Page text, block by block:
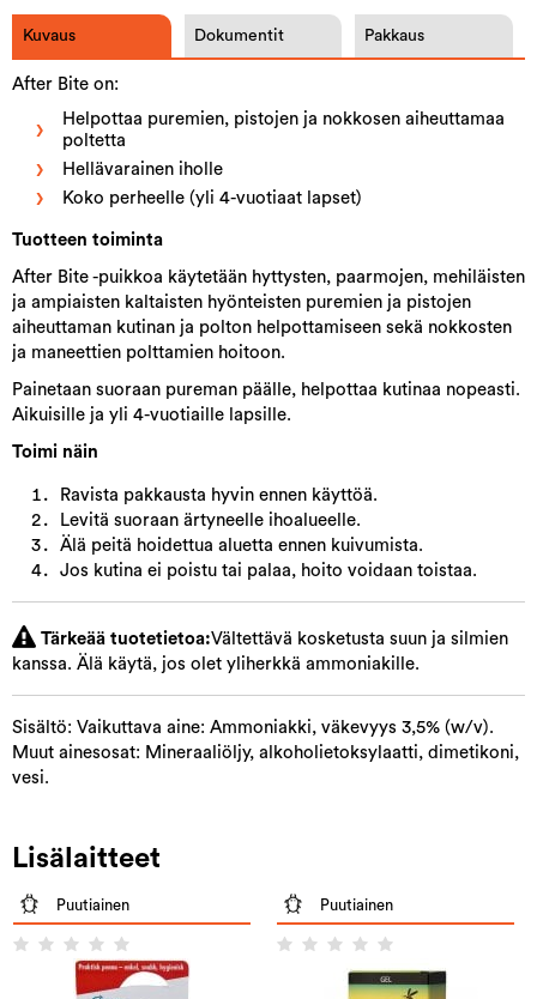
Kuvaus Dokumentit Pakkaus
After Bite on:
Helpottaa puremien, pistojen ja nokkosen aiheuttamaa
poltetta
Hellävarainen iholle
Koko perheelle (yli 4-vuotiaat lapset)
Tuotteen toiminta
After Bite -puikkoa käytetään hyttysten, paarmojen, mehiläisten
ja ampiaisten kaltaisten hyönteisten puremien ja pistojen
aiheuttaman kutinan ja polton helpottamiseen sekä nokkosten
ja maneettien polttamien hoitoon.
Painetaan suoraan pureman päälle, helpottaa kutinaa nopeasti.
Aikuisille ja yli 4-vuotiaille lapsille.
Toimi näin
Ravista pakkausta hyvin ennen käyttöä.
Levitä suoraan ärtyneelle ihoalueelle.
Älä peitä hoidettua aluetta ennen kuivumista.
Jos kutina ei poistu tai palaa, hoito voidaan toistaa.
Tärkeää tuotetietoa:Vältettävä kosketusta suun ja silmien
kanssa. Älä käytä, jos olet yliherkkä ammoniakille.
Sisältö: Vaikuttava aine: Ammoniakki, väkevyys 3,5% (w/v).
Muut ainesosat: Mineraaliöljy, alkoholietoksylaatti, dimetikoni,
vesi.
Lisälaitteet
Puutiainen Puutiainen